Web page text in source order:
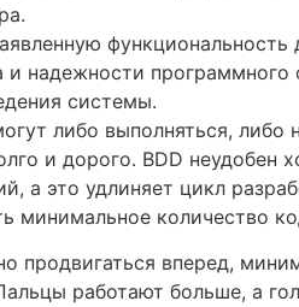
надежности
системы.
либо выполняться, либо
и дорого. BDD неудобен
а это удлиняет цикл
минимальное количество
продвигаться вперед,
работают больше, а